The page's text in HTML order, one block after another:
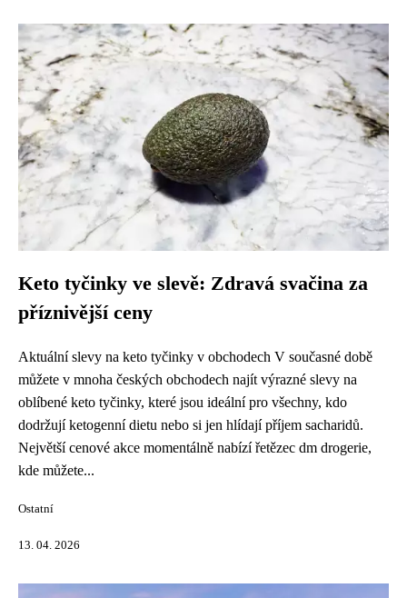
Keto tyčinky ve slevě: Zdravá svačina za
příznivější ceny
Aktuální slevy na keto tyčinky v obchodech V současné době
můžete v mnoha českých obchodech najít výrazné slevy na
oblíbené keto tyčinky, které jsou ideální pro všechny, kdo
dodržují ketogenní dietu nebo si jen hlídají příjem sacharidů.
Největší cenové akce momentálně nabízí řetězec dm drogerie,
kde můžete...
Ostatní
13. 04. 2026